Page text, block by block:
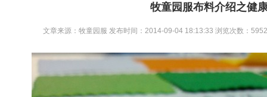
牧童园服布料介绍之健
文章来源：牧童园服 发布时间：2014-09-04 18:13:33 浏览次数：5952